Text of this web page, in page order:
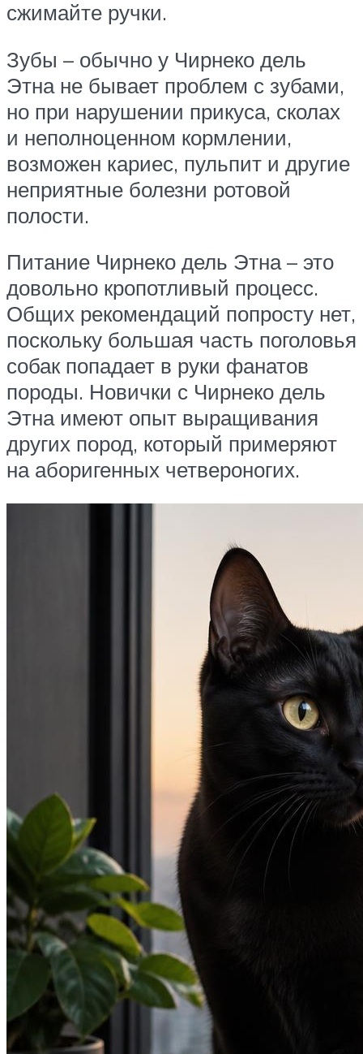
сжимайте ручки.
Зубы – обычно у Чирнеко дель
Этна не бывает проблем с зубами,
но при нарушении прикуса, сколах
и неполноценном кормлении,
возможен кариес, пульпит и другие
неприятные болезни ротовой
полости.
Питание Чирнеко дель Этна – это
довольно кропотливый процесс.
Общих рекомендаций попросту нет,
поскольку большая часть поголовья
собак попадает в руки фанатов
породы. Новички с Чирнеко дель
Этна имеют опыт выращивания
других пород, который примеряют
на аборигенных четвероногих.